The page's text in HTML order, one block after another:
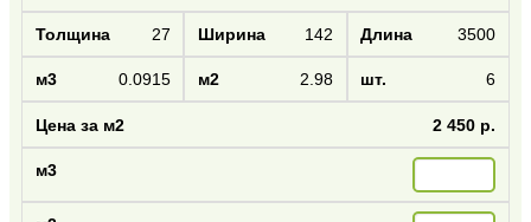
27 142 3500
0.0915 2.98 6
2 450 р.